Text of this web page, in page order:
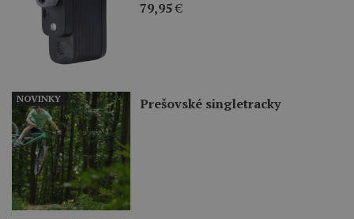
79,95€
Prešovské singletracky
NOVINKY